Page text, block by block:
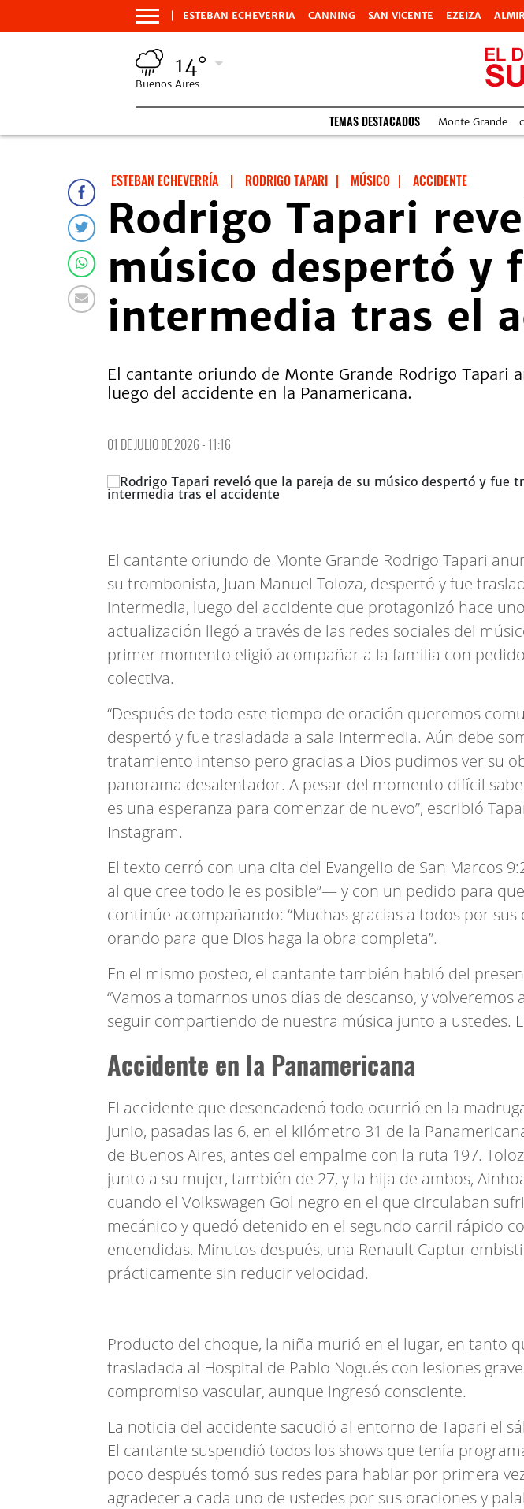
ESTEBAN ECHEVERRIA CANNING SAN VICENTE EZEIZA
14°
Buenos Aires
TEMAS DESTACADOS Monte Grande
ESTEBAN ECHEVERRÍA | RODRIGO TAPARI | MÚSICO | ACCIDENTE
Rodrigo Tapari
músico despertó y
intermedia tras el
El cantante oriundo de Monte Grande Rodrigo Tapari
luego del accidente en la Panamericana.
01 DE JULIO DE 2026 - 11:16
El cantante oriundo de Monte Grande Rodrigo Tapari
su trombonista, Juan Manuel Toloza, despertó y fue
intermedia, luego del accidente que protagonizó hace
actualización llegó a través de las redes sociales del
primer momento eligió acompañar a la familia con
colectiva.
“Después de todo este tiempo de oración queremos
despertó y fue trasladada a sala intermedia. Aún debe
tratamiento intenso pero gracias a Dios pudimos ver su
panorama desalentador. A pesar del momento difícil
es una esperanza para comenzar de nuevo”, escribió
Instagram.
El texto cerró con una cita del Evangelio de San Marcos
al que cree todo le es posible”— y con un pedido para
continúe acompañando: “Muchas gracias a todos por sus
orando para que Dios haga la obra completa”.
En el mismo posteo, el cantante también habló del
“Vamos a tomarnos unos días de descanso, y
seguir compartiendo de nuestra música junto a ustedes.
Accidente en la Panamericana
El accidente que desencadenó todo ocurrió en la
junio, pasadas las 6, en el kilómetro 31 de la
de Buenos Aires, antes del empalme con la ruta 197.
junto a su mujer, también de 27, y la hija de ambos,
cuando el Volkswagen Gol negro en el que circulaban
mecánico y quedó detenido en el segundo carril rápido
encendidas. Minutos después, una Renault Captur
prácticamente sin reducir velocidad.
Producto del choque, la niña murió en el lugar, en tanto
trasladada al Hospital de Pablo Nogués con lesiones
compromiso vascular, aunque ingresó consciente.
La noticia del accidente sacudió al entorno de Tapari el
El cantante suspendió todos los shows que tenía
poco después tomó sus redes para hablar por primera
agradecer a cada uno de ustedes por sus oraciones y